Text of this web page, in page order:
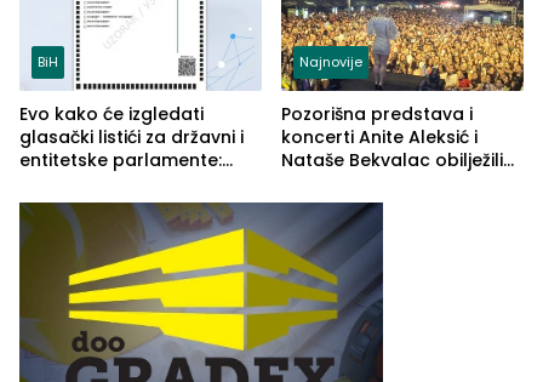
BiH
Evo kako će izgledati
glasački listići za državni i
entitetske parlamente:
vidljive na njima
Najnovije
Pozorišna predstava i
koncerti Anite Aleksić i
Nataše Bekvalac obilježili
ljeta (FOTO)